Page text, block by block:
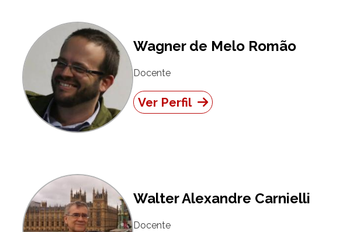
Wagner de Melo Romão
Docente
Ver Perfil
Walter Alexandre Carnielli
Docente